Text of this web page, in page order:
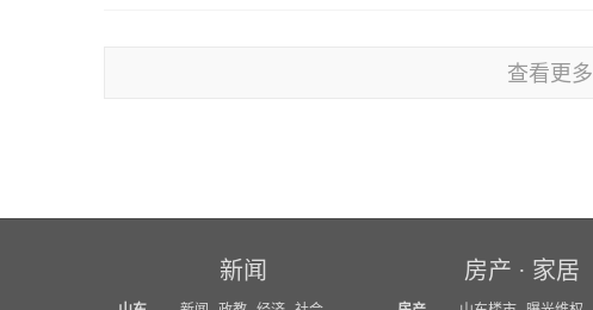
查看更多
新闻 房产 · 家居